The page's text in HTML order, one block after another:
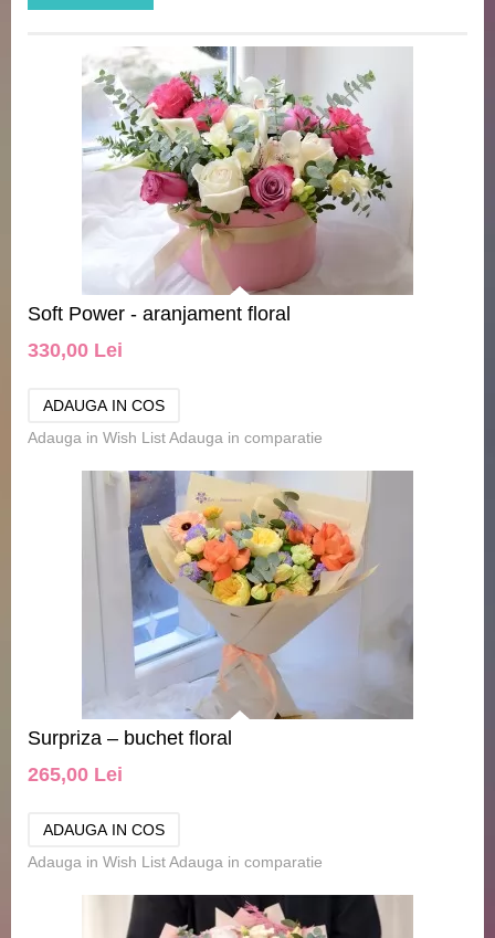
Soft Power - aranjament floral
330,00 Lei
Adauga in Wish ListAdauga in comparatie
Surpriza – buchet floral
265,00 Lei
Adauga in Wish ListAdauga in comparatie